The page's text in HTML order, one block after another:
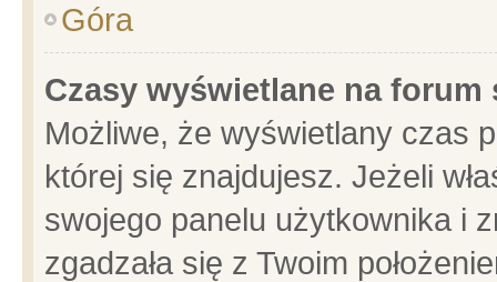
Góra
Czasy wyświetlane na forum
Możliwe, że wyświetlany czas
której się znajdujesz. Jeżeli
swojego panelu użytkownika i
zgadzała się z Twoim